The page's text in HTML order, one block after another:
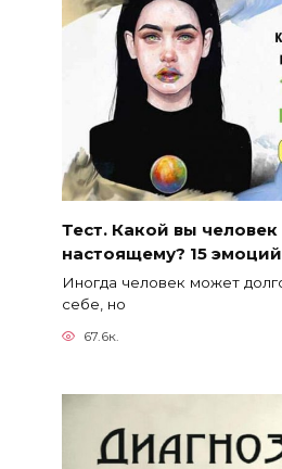
Тест. Какой вы человек
настоящему? 15
Иногда человек может
себе, но
67.6к.